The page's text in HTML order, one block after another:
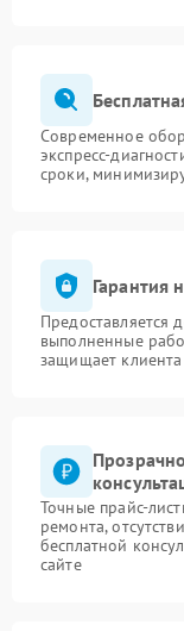
Современное
экспресс-
сроки,
Гарантия
Предоставляется
выполненные
защищает
Точные прайс-
ремонта,
бесплатной
сайте